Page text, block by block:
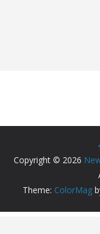
Copyright © 2026
Theme: ColorMag